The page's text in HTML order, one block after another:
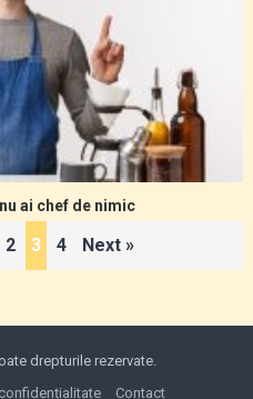
ai chef de nimic
2 3 4 Next »
drepturile rezervate.
Contact